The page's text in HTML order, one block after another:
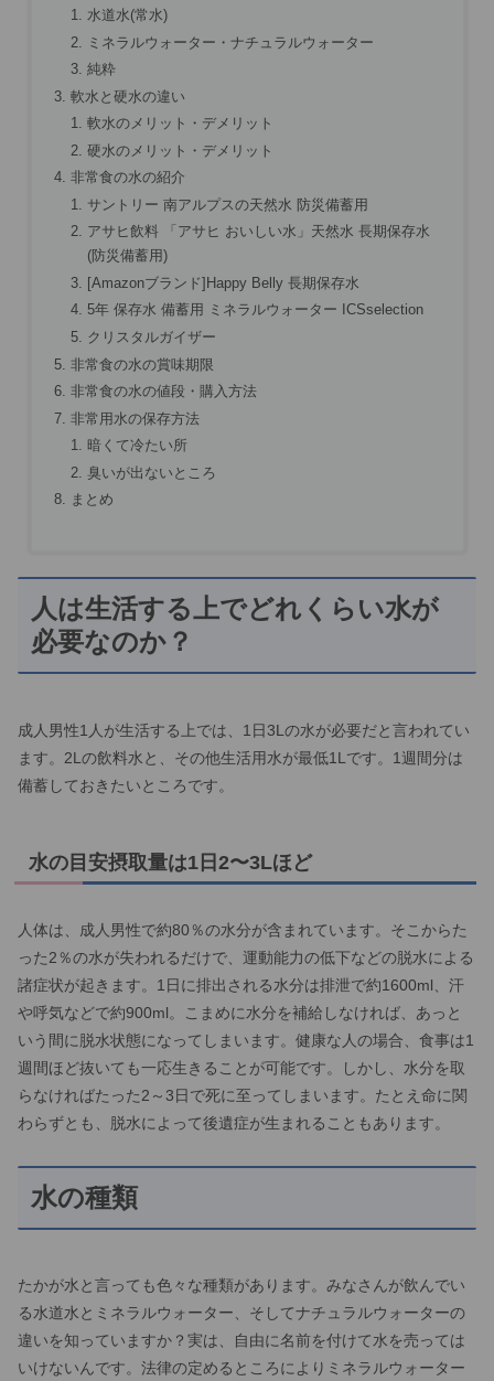
水道水(常水)
ミネラルウォーター・ナチュラルウォーター
純粋
軟水と硬水の違い
軟水のメリット・デメリット
硬水のメリット・デメリット
非常食の水の紹介
サントリー 南アルプスの天然水 防災備蓄用
アサヒ飲料 「アサヒ おいしい水」天然水 長期保存水
(防災備蓄用)
[Amazonブランド]Happy Belly 長期保存水
5年 保存水 備蓄用 ミネラルウォーター ICSselection
クリスタルガイザー
非常食の水の賞味期限
非常食の水の値段・購入方法
非常用水の保存方法
暗くて冷たい所
臭いが出ないところ
まとめ
人は生活する上でどれくらい水が
必要なのか？
成人男性1人が生活する上では、1日3Lの水が必要だと言われてい
ます。2Lの飲料水と、その他生活用水が最低1Lです。1週間分は
備蓄しておきたいところです。
水の目安摂取量は1日2〜3Lほど
人体は、成人男性で約80％の水分が含まれています。そこからた
った2％の水が失われるだけで、運動能力の低下などの脱水による
諸症状が起きます。1日に排出される水分は排泄で約1600ml、汗
や呼気などで約900ml。こまめに水分を補給しなければ、あっと
いう間に脱水状態になってしまいます。健康な人の場合、食事は1
週間ほど抜いても一応生きることが可能です。しかし、水分を取
らなければたった2～3日で死に至ってしまいます。たとえ命に関
わらずとも、脱水によって後遺症が生まれることもあります。
水の種類
たかが水と言っても色々な種類があります。みなさんが飲んでい
る水道水とミネラルウォーター、そしてナチュラルウォーターの
違いを知っていますか？実は、自由に名前を付けて水を売っては
いけないんです。法律の定めるところによりミネラルウォーター